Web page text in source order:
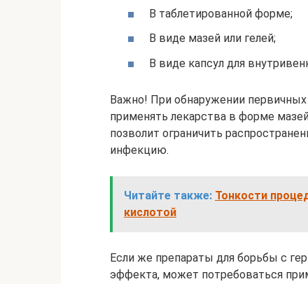
В таблетированной форме;
В виде мазей или гелей;
В виде капсул для
Важно! При обнаружении
применять лекарства в форме
позволит ограничить
инфекцию.
Читайте также: Тонкости
кислотой
Если же препараты для борьбы с
эффекта, может потребоваться